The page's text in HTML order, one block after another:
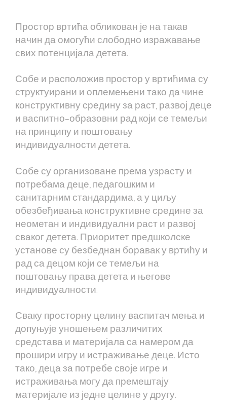
Простор вртића обликован је на такав
начин да омогући слободно изражавање
свих потенцијала детета.
Собе и расположив простор у вртићима су
структуирани и оплемењени тако да чине
конструктивну средину за раст, развој деце
и васпитно–образовни рад који се темељи
на принципу и поштовању
индивидуалности детета.
Собе су организоване према узрасту и
потребама деце, педагошким и
санитарним стандардима, а у циљу
обезбеђивања конструктивне средине за
неометан и индивидуални раст и развој
сваког детета. Приоритет предшколске
установе су безбеднан боравак у вртићу и
рад са децом који се темељи на
поштовању права детета и његове
индивидуалности.
Сваку просторну целину васпитач мења и
допуњује уношењем различитих
средстава и материјала са намером да
прошири игру и истраживање деце. Исто
тако, деца за потребе своје игре и
истраживања могу да премештају
материјале из једне целине у другу.